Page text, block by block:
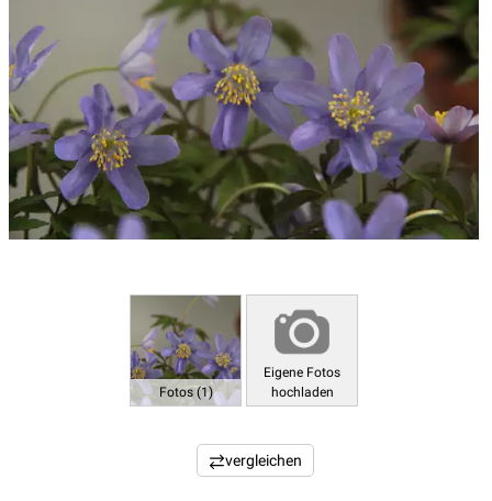
Fotos (1)
Eigene Fotos
hochladen
vergleichen